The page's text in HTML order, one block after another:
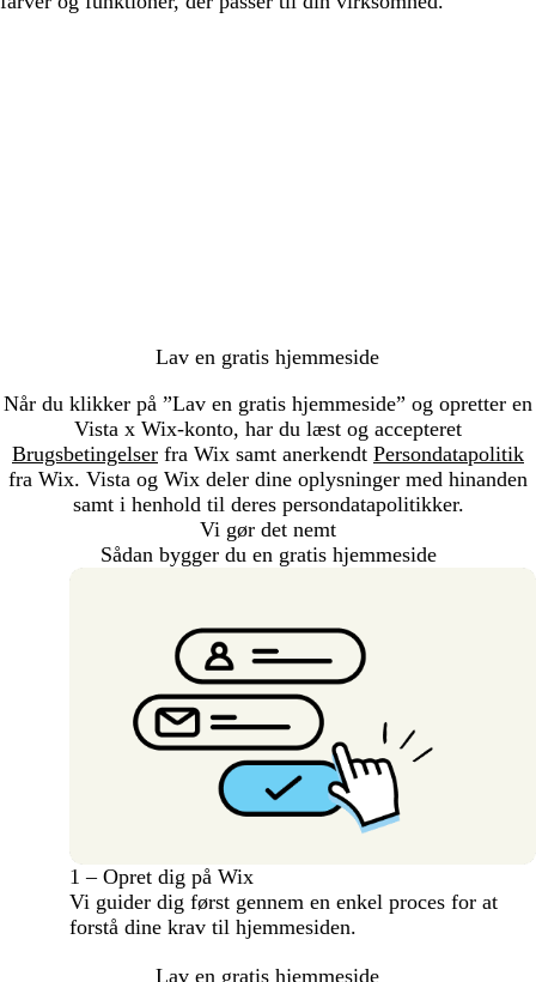
Lav en gratis hjemmeside
Når du klikker på ”Lav en gratis hjemmeside” og opretter en
Vista x Wix-konto, har du læst og accepteret
Brugsbetingelser fra Wix samt anerkendt Persondatapolitik
fra Wix. Vista og Wix deler dine oplysninger med hinanden
samt i henhold til deres persondatapolitikker.
Vi gør det nemt
Sådan bygger du en gratis hjemmeside
1 – Opret dig på Wix
Vi guider dig først gennem en enkel proces for at
forstå dine krav til hjemmesiden.
Lav en gratis hjemmeside